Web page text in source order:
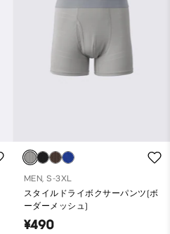
MEN, S-3XL
スタイルドライボクサーパンツ(ボ
ーダーメッシュ)
¥490